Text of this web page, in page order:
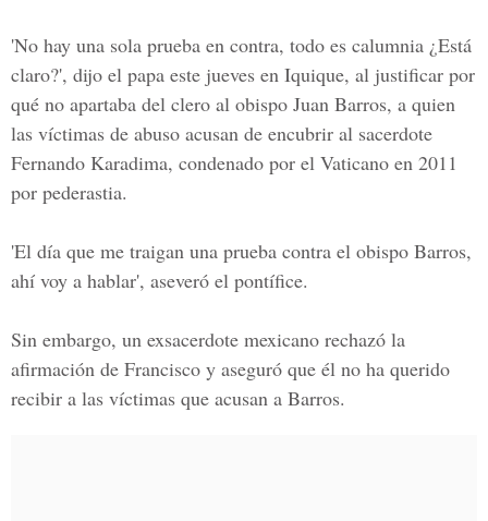
'No hay una sola prueba en contra, todo es calumnia ¿Está
claro?', dijo el papa este jueves en Iquique, al justificar por
qué no apartaba del clero al obispo Juan Barros, a quien
las víctimas de abuso acusan de encubrir al sacerdote
Fernando Karadima, condenado por el Vaticano en 2011
por pederastia.
'El día que me traigan una prueba contra el obispo Barros,
ahí voy a hablar', aseveró el pontífice.
Sin embargo, un exsacerdote mexicano rechazó la
afirmación de Francisco y aseguró que él no ha querido
recibir a las víctimas que acusan a Barros.